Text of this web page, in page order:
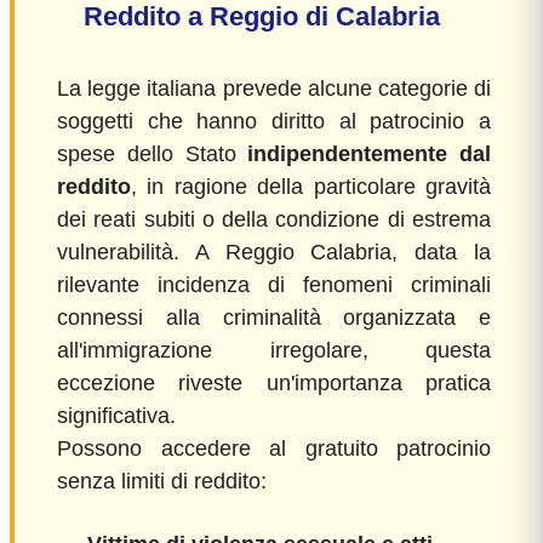
Reddito a Reggio di Calabria
La legge italiana prevede alcune categorie di
soggetti che hanno diritto al patrocinio a
spese dello Stato indipendentemente dal
reddito, in ragione della particolare gravità
dei reati subiti o della condizione di estrema
vulnerabilità. A Reggio Calabria, data la
rilevante incidenza di fenomeni criminali
connessi alla criminalità organizzata e
all'immigrazione irregolare, questa
eccezione riveste un'importanza pratica
significativa.
Possono accedere al gratuito patrocinio
senza limiti di reddito: